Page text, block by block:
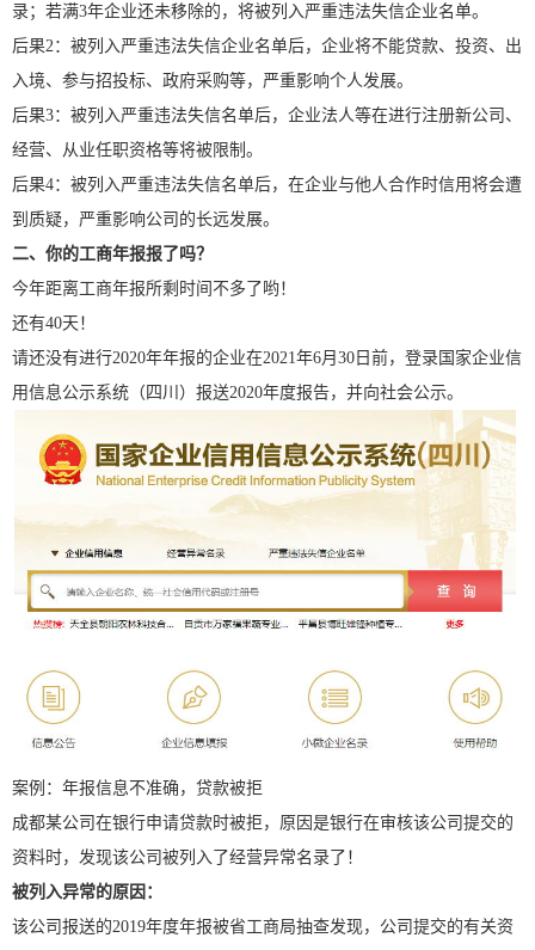
录；若满3年企业还未移除的，将被列入严重违法失信企业名单。
后果2：被列入严重违法失信企业名单后，企业将不能贷款、投资、出
入境、参与招投标、政府采购等，严重影响个人发展。
后果3：被列入严重违法失信名单后，企业法人等在进行注册新公司、
经营、从业任职资格等将被限制。
后果4：被列入严重违法失信名单后，在企业与他人合作时信用将会遭
到质疑，严重影响公司的长远发展。
二、你的工商年报报了吗？
今年距离工商年报所剩时间不多了哟！
还有40天！
请还没有进行2020年年报的企业在2021年6月30日前，登录国家企业信
用信息公示系统（四川）报送2020年度报告，并向社会公示。
案例：年报信息不准确，贷款被拒
成都某公司在银行申请贷款时被拒，原因是银行在审核该公司提交的
资料时，发现该公司被列入了经营异常名录了！
被列入异常的原因：
该公司报送的2019年度年报被省工商局抽查发现，公司提交的有关资